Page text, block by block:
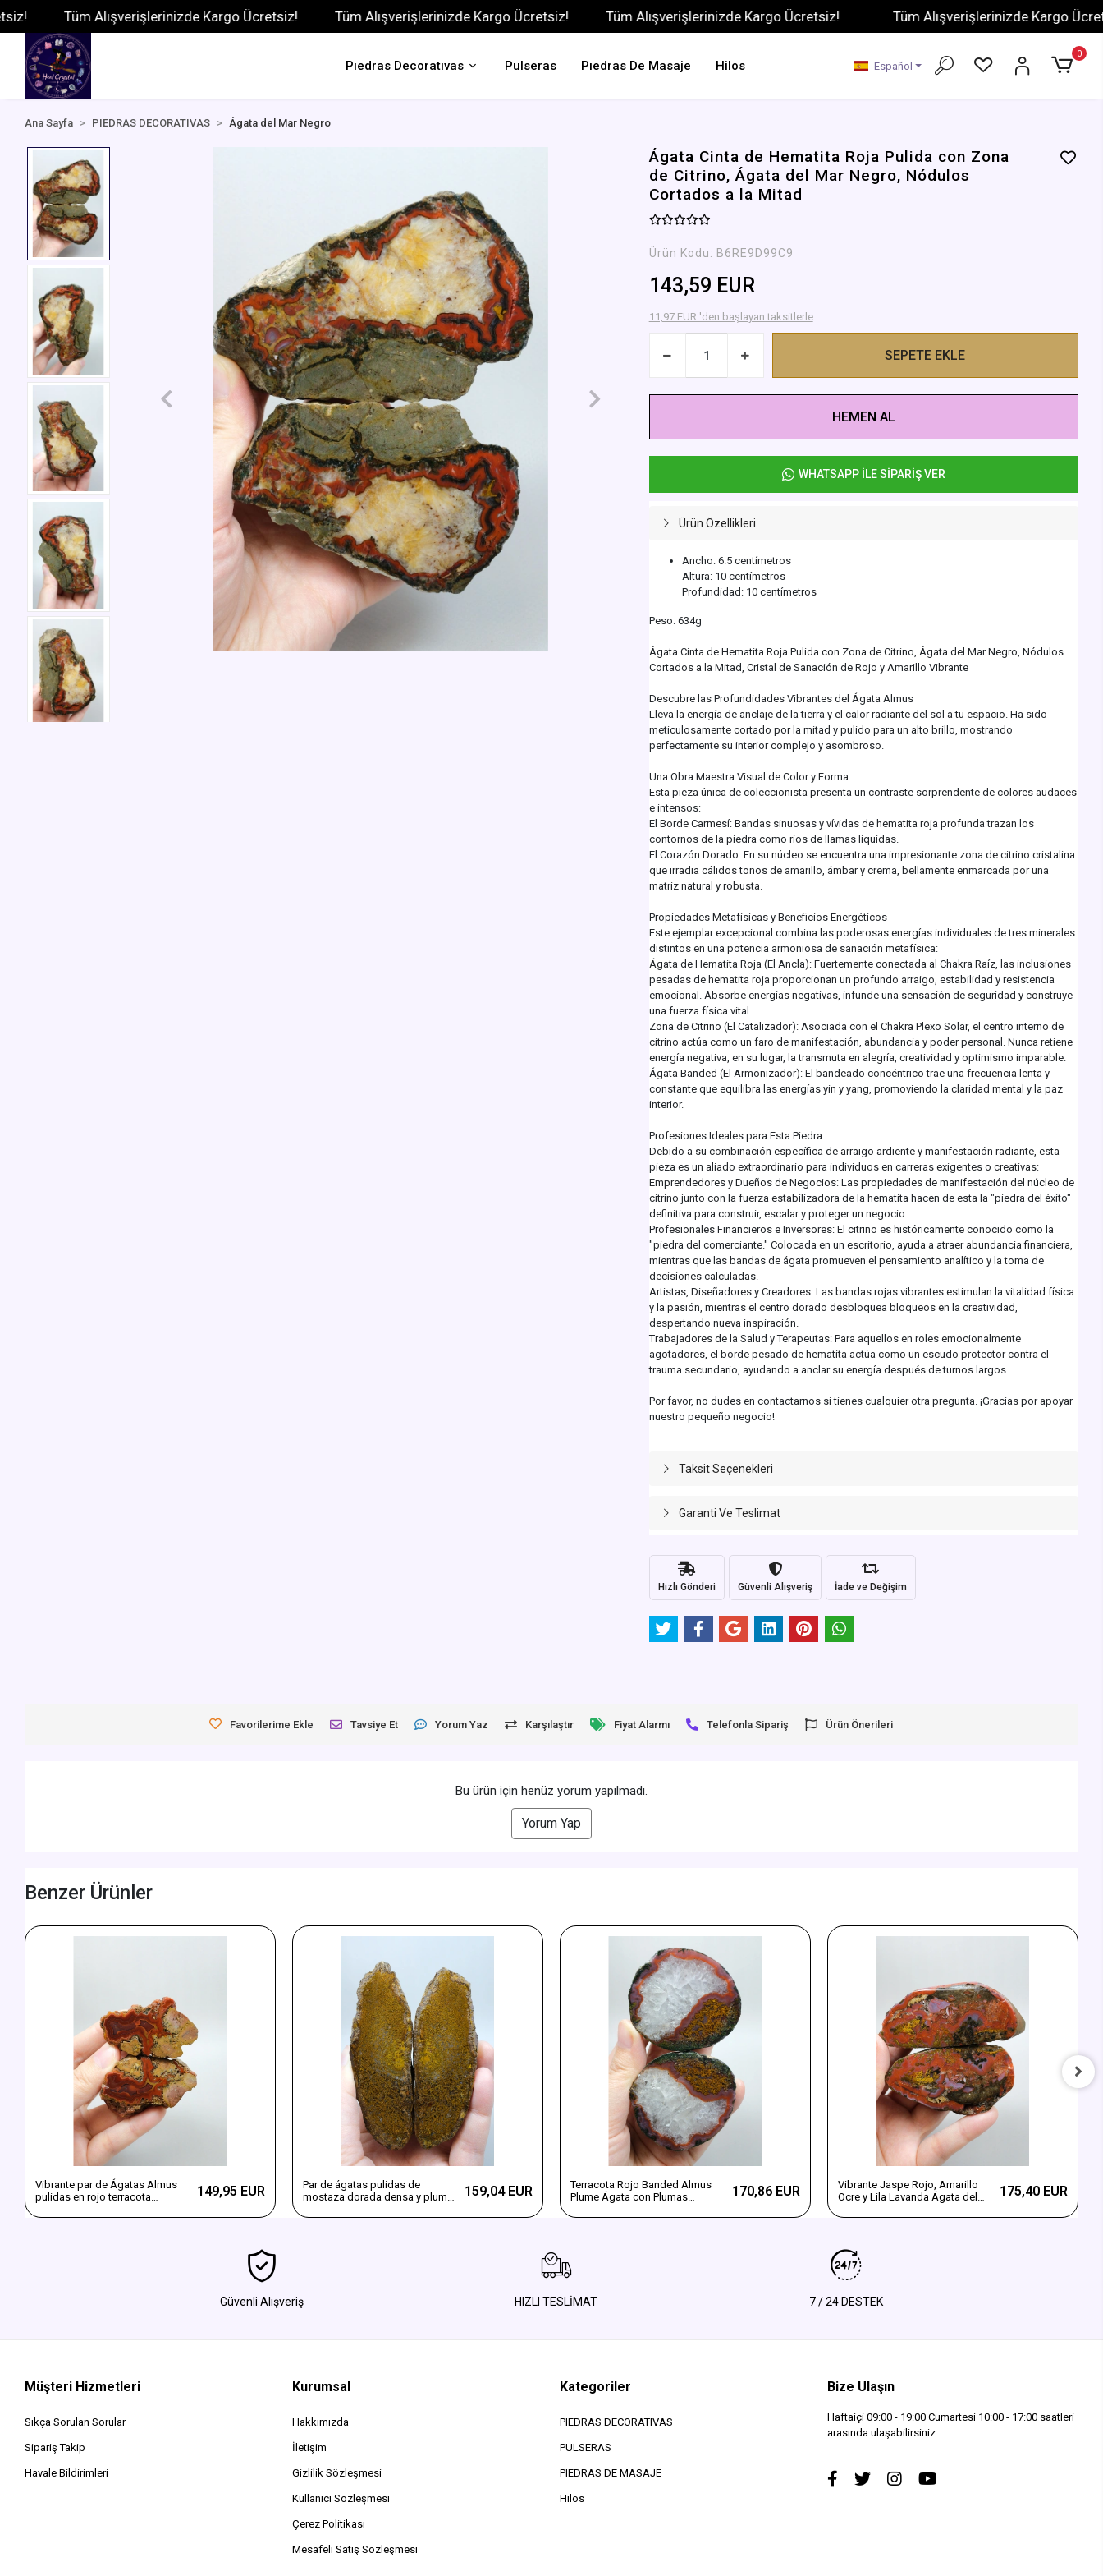
Tüm Alışverişlerinizde Kargo Ücretsiz! Tüm Alışverişlerinizde Kargo Ücretsiz! Tüm Alışverişlerinizde Kargo Ücretsiz! Tüm Alışverişlerinizde Kargo Ücretsiz!
Pıedras Decoratıvas Pulseras Pıedras De Masaje Hilos Español
0
Ana Sayfa PIEDRAS DECORATIVAS Ágata del Mar Negro
Ágata Cinta de Hematita Roja Pulida con Zona
de Citrino, Ágata del Mar Negro, Nódulos
Cortados a la Mitad
Ürün Kodu: B6RE9D99C9
143,59 EUR
11,97 EUR 'den başlayan taksitlerle
SEPETE EKLE
HEMEN AL
WHATSAPP İLE SİPARİŞ VER
Ürün Özellikleri
Ancho: 6.5 centímetros
Altura: 10 centímetros
Profundidad: 10 centímetros
Peso: 634g
Ágata Cinta de Hematita Roja Pulida con Zona de Citrino, Ágata del Mar Negro, Nódulos
Cortados a la Mitad, Cristal de Sanación de Rojo y Amarillo Vibrante
Descubre las Profundidades Vibrantes del Ágata Almus
Lleva la energía de anclaje de la tierra y el calor radiante del sol a tu espacio. Ha sido
meticulosamente cortado por la mitad y pulido para un alto brillo, mostrando
perfectamente su interior complejo y asombroso.
Una Obra Maestra Visual de Color y Forma
Esta pieza única de coleccionista presenta un contraste sorprendente de colores audaces
e intensos:
El Borde Carmesí: Bandas sinuosas y vívidas de hematita roja profunda trazan los
contornos de la piedra como ríos de llamas líquidas.
El Corazón Dorado: En su núcleo se encuentra una impresionante zona de citrino cristalina
que irradia cálidos tonos de amarillo, ámbar y crema, bellamente enmarcada por una
matriz natural y robusta.
Propiedades Metafísicas y Beneficios Energéticos
Este ejemplar excepcional combina las poderosas energías individuales de tres minerales
distintos en una potencia armoniosa de sanación metafísica:
Ágata de Hematita Roja (El Ancla): Fuertemente conectada al Chakra Raíz, las inclusiones
pesadas de hematita roja proporcionan un profundo arraigo, estabilidad y resistencia
emocional. Absorbe energías negativas, infunde una sensación de seguridad y construye
una fuerza física vital.
Zona de Citrino (El Catalizador): Asociada con el Chakra Plexo Solar, el centro interno de
citrino actúa como un faro de manifestación, abundancia y poder personal. Nunca retiene
energía negativa, en su lugar, la transmuta en alegría, creatividad y optimismo imparable.
Ágata Banded (El Armonizador): El bandeado concéntrico trae una frecuencia lenta y
constante que equilibra las energías yin y yang, promoviendo la claridad mental y la paz
interior.
Profesiones Ideales para Esta Piedra
Debido a su combinación específica de arraigo ardiente y manifestación radiante, esta
pieza es un aliado extraordinario para individuos en carreras exigentes o creativas:
Emprendedores y Dueños de Negocios: Las propiedades de manifestación del núcleo de
citrino junto con la fuerza estabilizadora de la hematita hacen de esta la "piedra del éxito"
definitiva para construir, escalar y proteger un negocio.
Profesionales Financieros e Inversores: El citrino es históricamente conocido como la
"piedra del comerciante." Colocada en un escritorio, ayuda a atraer abundancia financiera,
mientras que las bandas de ágata promueven el pensamiento analítico y la toma de
decisiones calculadas.
Artistas, Diseñadores y Creadores: Las bandas rojas vibrantes estimulan la vitalidad física
y la pasión, mientras el centro dorado desbloquea bloqueos en la creatividad,
despertando nueva inspiración.
Trabajadores de la Salud y Terapeutas: Para aquellos en roles emocionalmente
agotadores, el borde pesado de hematita actúa como un escudo protector contra el
trauma secundario, ayudando a anclar su energía después de turnos largos.
Por favor, no dudes en contactarnos si tienes cualquier otra pregunta. ¡Gracias por apoyar
nuestro pequeño negocio!
Taksit Seçenekleri
Garanti Ve Teslimat
Hızlı Gönderi Güvenli Alışveriş İade ve Değişim
Favorilerime Ekle Tavsiye Et Yorum Yaz Karşılaştır Fiyat Alarmı Telefonla Sipariş Ürün Önerileri
Bu ürün için henüz yorum yapılmadı.
Yorum Yap
Benzer Ürünler
Vibrante par de Ágatas Almus
pulidas en rojo terracota
bandeadas
149,95 EUR
Par de ágatas pulidas de
mostaza dorada densa y pluma
159,04 EUR
Terracota Rojo Banded Almus
Plume Ágata con Plumas
170,86 EUR
Vibrante Jaspe Rojo, Amarillo
Ocre y Lila Lavanda Ágata del
175,40 EUR
Güvenli Alışveriş HIZLI TESLİMAT 7 / 24 DESTEK
Müşteri Hizmetleri
Sıkça Sorulan Sorular
Sipariş Takip
Havale Bildirimleri
Kurumsal
Hakkımızda
İletişim
Gizlilik Sözleşmesi
Kullanıcı Sözleşmesi
Çerez Politikası
Mesafeli Satış Sözleşmesi
Kategoriler
PIEDRAS DECORATIVAS
PULSERAS
PIEDRAS DE MASAJE
Hilos
Bize Ulaşın
Haftaiçi 09:00 - 19:00 Cumartesi 10:00 - 17:00 saatleri
arasında ulaşabilirsiniz.